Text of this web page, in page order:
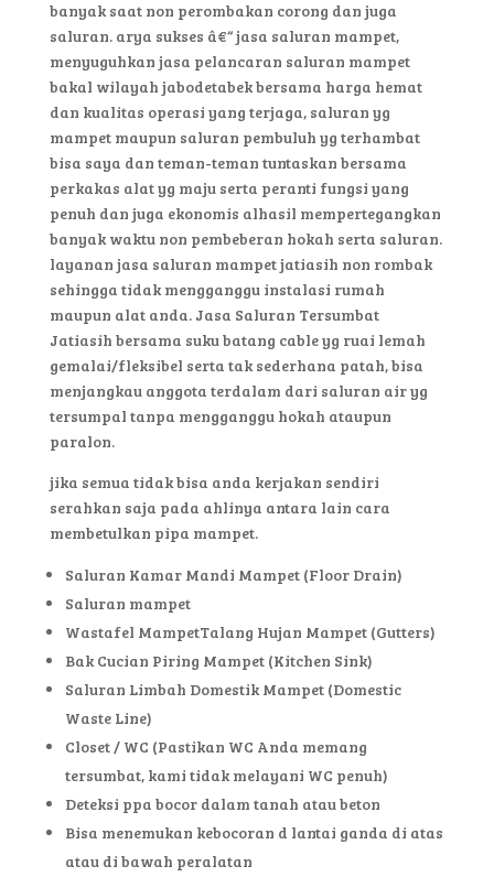
banyak saat non perombakan corong dan juga
saluran. arya sukses â€“ jasa saluran mampet,
menyuguhkan jasa pelancaran saluran mampet
bakal wilayah jabodetabek bersama harga hemat
dan kualitas operasi yang terjaga, saluran yg
mampet maupun saluran pembuluh yg terhambat
bisa saya dan teman-teman tuntaskan bersama
perkakas alat yg maju serta peranti fungsi yang
penuh dan juga ekonomis alhasil mempertegangkan
banyak waktu non pembeberan hokah serta saluran.
layanan jasa saluran mampet jatiasih non rombak
sehingga tidak mengganggu instalasi rumah
maupun alat anda. Jasa Saluran Tersumbat
Jatiasih bersama suku batang cable yg ruai lemah
gemalai/fleksibel serta tak sederhana patah, bisa
menjangkau anggota terdalam dari saluran air yg
tersumpal tanpa mengganggu hokah ataupun
paralon.
jika semua tidak bisa anda kerjakan sendiri
serahkan saja pada ahlinya antara lain cara
membetulkan pipa mampet.
Saluran Kamar Mandi Mampet (Floor Drain)
Saluran mampet
Wastafel MampetTalang Hujan Mampet (Gutters)
Bak Cucian Piring Mampet (Kitchen Sink)
Saluran Limbah Domestik Mampet (Domestic
Waste Line)
Closet / WC (Pastikan WC Anda memang
tersumbat, kami tidak melayani WC penuh)
Deteksi ppa bocor dalam tanah atau beton
Bisa menemukan kebocoran d lantai ganda di atas
atau di bawah peralatan